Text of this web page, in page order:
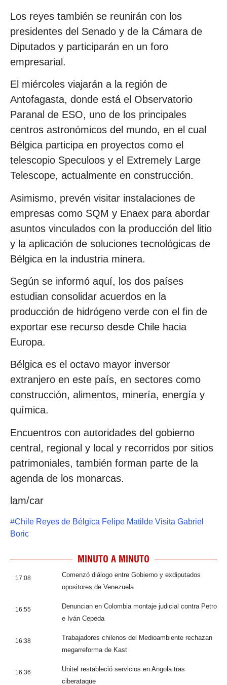
Los reyes también se reunirán con los
presidentes del Senado y de la Cámara de
Diputados y participarán en un foro
empresarial.
El miércoles viajarán a la región de
Antofagasta, donde está el Observatorio
Paranal de ESO, uno de los principales
centros astronómicos del mundo, en el cual
Bélgica participa en proyectos como el
telescopio Speculoos y el Extremely Large
Telescope, actualmente en construcción.
Asimismo, prevén visitar instalaciones de
empresas como SQM y Enaex para abordar
asuntos vinculados con la producción del litio
y la aplicación de soluciones tecnológicas de
Bélgica en la industria minera.
Según se informó aquí, los dos países
estudian consolidar acuerdos en la
producción de hidrógeno verde con el fin de
exportar ese recurso desde Chile hacia
Europa.
Bélgica es el octavo mayor inversor
extranjero en este país, en sectores como
construcción, alimentos, minería, energía y
química.
Encuentros con autoridades del gobierno
central, regional y local y recorridos por sitios
patrimoniales, también forman parte de la
agenda de los monarcas.
lam/car
#Chile Reyes de Bélgica Felipe Matilde Visita Gabriel
Boric
MINUTO A MINUTO
17:08
Comenzó diálogo entre Gobierno y exdiputados
opositores de Venezuela
16:55
Denuncian en Colombia montaje judicial contra Petro
e Iván Cepeda
16:38
Trabajadores chilenos del Medioambiente rechazan
megarreforma de Kast
16:36
Unitel restableció servicios en Angola tras
ciberataque